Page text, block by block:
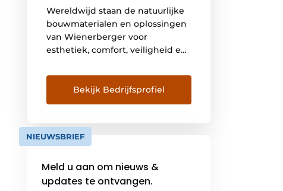
Wereldwijd staan de natuurlijke
bouwmaterialen en oplossingen
van Wienerberger voor
esthetiek, comfort, veiligheid en
binnenmuurstenen,
kleidakpannen, gevelstenen en
kleiklinkers worden op de markt
merknamen Porotherm, Koramic
en Terca.
Bekijk Bedrijfsprofiel
NIEUWSBRIEF
Meld u aan om nieuws &
updates te ontvangen.